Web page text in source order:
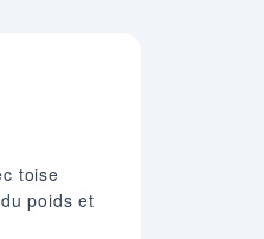
toise
poids et